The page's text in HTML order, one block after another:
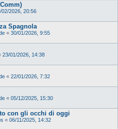
02/2026, 20:56
Spagnola
« 30/01/2026, 9:55
23/01/2026, 14:38
« 22/01/2026, 7:32
« 05/12/2025, 15:30
con gli occhi di oggi
« 06/11/2025, 14:32